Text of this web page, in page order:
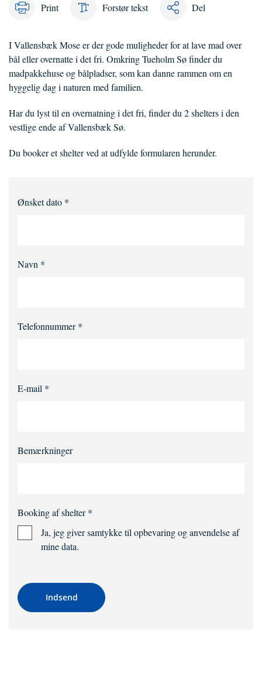
Print Forstør tekst Del
I Vallensbæk Mose er der gode muligheder for at lave mad over
bål eller overnatte i det fri. Omkring Tueholm Sø finder du
madpakkehuse og bålpladser, som kan danne rammen om en
hyggelig dag i naturen med familien.
Har du lyst til en overnatning i det fri, finder du 2 shelters i den
vestlige ende af Vallensbæk Sø.
Du booker et shelter ved at udfylde formularen herunder.
Ønsket dato *
Navn *
Telefonnummer*
E-mail *
Bemærkninger
Booking af shelter*
Ja, jeg giver samtykke til opbevaring og anvendelse af
mine data.